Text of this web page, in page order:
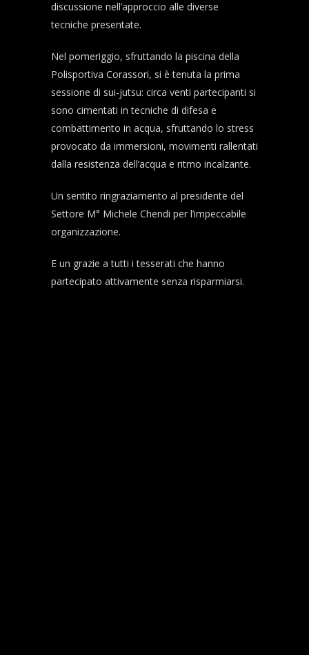
discussione nell’approccio alle diverse
tecniche presentate.
Nel pomeriggio, sfruttando la piscina della
Polisportiva Corassori, si è tenuta la prima
sessione di sui-jutsu: circa venti partecipanti si
sono cimentati in tecniche di difesa e
combattimento in acqua, sfruttando lo stress
provocato da immersioni, movimenti rallentati
dalla resistenza dell’acqua e ritmo incalzante.
Un sentito ringraziamento al presidente del
Settore M° Michele Chendi per l’impeccabile
organizzazione.
E un grazie a tutti i tesserati che hanno
partecipato attivamente senza risparmiarsi.